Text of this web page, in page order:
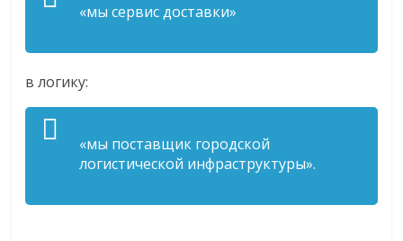
«мы сервис доставки»
в логику:
«мы поставщик городской
логистической инфраструктуры».